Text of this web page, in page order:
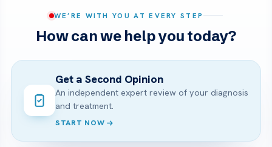
WE’RE WITH YOU AT EVERY STEP
How can we help you today?
Get a Second Opinion
An independent expert review of your diagnosis
and treatment.
START NOW